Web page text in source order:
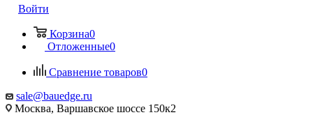
Войти
Корзина0
Отложенные0
Сравнение товаров0
sale@bauedge.ru
Москва, Варшавское шоссе 150к2